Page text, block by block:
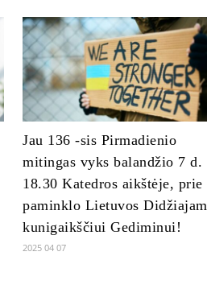
Jau 136 -sis Pirmadienio
mitingas vyks balandžio 7 d.
18.30 Katedros aikštėje, prie
paminklo Lietuvos Didžiajam
kunigaikščiui Gediminui!
2025 04 07